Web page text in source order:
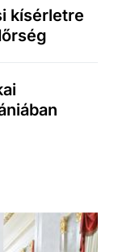
kísérletre